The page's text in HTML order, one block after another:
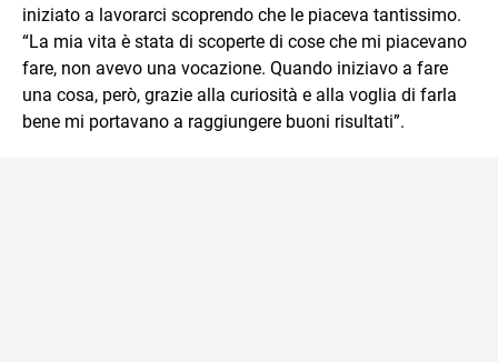
iniziato a lavorarci scoprendo che le piaceva tantissimo.
“La mia vita è stata di scoperte di cose che mi piacevano
fare, non avevo una vocazione. Quando iniziavo a fare
una cosa, però, grazie alla curiosità e alla voglia di farla
bene mi portavano a raggiungere buoni risultati”.